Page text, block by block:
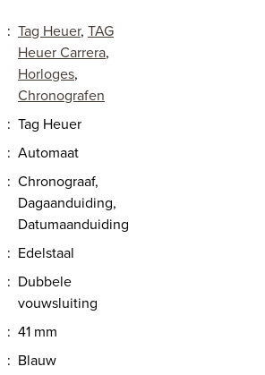
: Tag Heuer, TAG
Heuer Carrera,
Horloges,
Chronografen
: Tag Heuer
: Automaat
: Chronograaf,
Dagaanduiding,
Datumaanduiding
: Edelstaal
: Dubbele
vouwsluiting
: 41 mm
: Blauw